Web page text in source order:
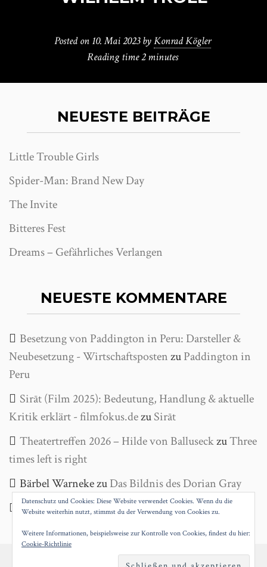
Posted on 10. Mai 2023 byKonrad Kögler
Reading time2 minutes
NEUESTE BEITRÄGE
Little Trouble Girls
Spider-Man: Brand New Day
The Invite
Bitteres Fest
Dreams – Gefährliches Verlangen
NEUESTE KOMMENTARE
Besetzung von Paddington in Peru: Darsteller &
Neubesetzung - WirtschaftspostenzuPaddington in
Peru
Sirāt (Film 2025): Bedeutung, Handlung & aktuelle
Kritik erklärt - filmfokus.dezuSirāt
Theatertreffen 2026 – Hilde von BalluseckzuThree
times left is right
Bärbel WarnekezuDas Bildnis des Dorian Gray
Helga WankezuAntigone
PROUDLY POWERED BY WORDPRESS |THEME:
Datenschutz und Cookies: Diese Website verwendet Cookies. Wenn du die
Website weiterhin nutzt, stimmst du der Verwendung von Cookies zu.
Weitere Informationen, beispielsweise zur Kontrolle von Cookies, findest du hier:
Cookie-Richtlinie